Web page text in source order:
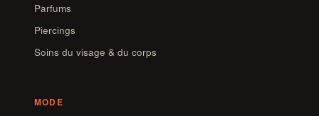
Parfums
Piercings
Soins du visage & du corps
MODE